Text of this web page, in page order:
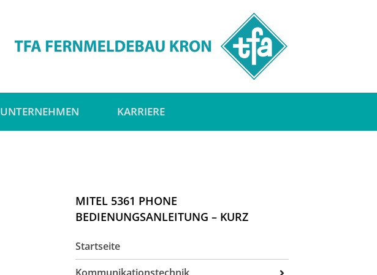
UNTERNEHMEN KARRIERE
MITEL 5361 PHONE
BEDIENUNGSANLEITUNG – KURZ
Startseite